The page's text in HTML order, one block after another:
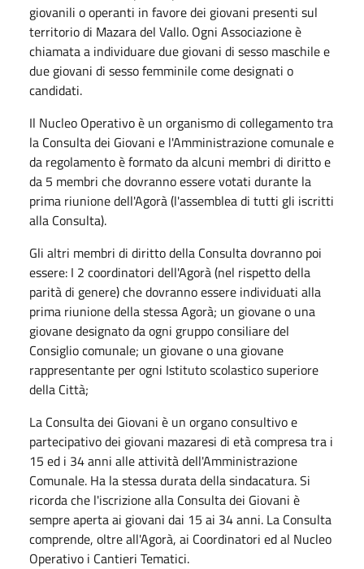
giovanili o operanti in favore dei giovani presenti sul
territorio di Mazara del Vallo. Ogni Associazione è
chiamata a individuare due giovani di sesso maschile e
due giovani di sesso femminile come designati o
candidati.
Il Nucleo Operativo è un organismo di collegamento tra
la Consulta dei Giovani e l'Amministrazione comunale e
da regolamento è formato da alcuni membri di diritto e
da 5 membri che dovranno essere votati durante la
prima riunione dell'Agorà (l'assemblea di tutti gli iscritti
alla Consulta).
Gli altri membri di diritto della Consulta dovranno poi
essere: I 2 coordinatori dell'Agorà (nel rispetto della
parità di genere) che dovranno essere individuati alla
prima riunione della stessa Agorà; un giovane o una
giovane designato da ogni gruppo consiliare del
Consiglio comunale; un giovane o una giovane
rappresentante per ogni Istituto scolastico superiore
della Città;
La Consulta dei Giovani è un organo consultivo e
partecipativo dei giovani mazaresi di età compresa tra i
15 ed i 34 anni alle attività dell'Amministrazione
Comunale. Ha la stessa durata della sindacatura. Si
ricorda che l'iscrizione alla Consulta dei Giovani è
sempre aperta ai giovani dai 15 ai 34 anni. La Consulta
comprende, oltre all'Agorà, ai Coordinatori ed al Nucleo
Operativo i Cantieri Tematici.